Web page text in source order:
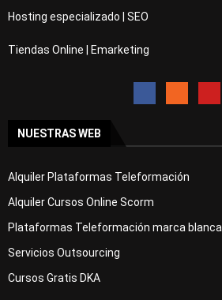
Hosting especializado | SEO
Tiendas Online | Emarketing
NUESTRAS WEB
Alquiler Plataformas Teleformación
Alquiler Cursos Online Scorm
Plataformas Teleformación marca blanca
Servicios Outsourcing
Cursos Gratis DKA